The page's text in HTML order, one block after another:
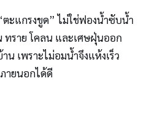
ะแกรงขูด” ไม่ใช่ฟองน้ำซับน้ำ
ทราย โคลน และเศษฝุ่นออก
น เพราะไม่อมน้ำจึงแห้งเร็ว
ายนอกได้ดี